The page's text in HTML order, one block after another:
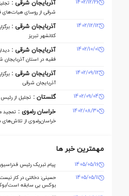
1402/12/26
آذربایجان شرقی :
‌شرقی از روسای هیات‌های
1402/12/12
آذربایجان شرقی :
کلانشهر تبریز
1402/10/01
آذربایجان شرقی :
فقیه در استان آذربایجان
1402/09/12
آذربایجان شرقی :
آذربایجان شرقی
1402/09/04
گلستان : تجلیل از
1402/08/30
خراسان رضوی : تمجید
خراسان‌رضوی از
مهمترین خبر ها
1405/05/16
پیام تبریک رئیس
1405/05/11
حسینی: دخالتی در کار